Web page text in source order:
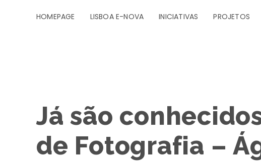
HOMEPAGE LISBOA E-NOVA INICIATIVAS PROJETOS
Já são
de Fotografia –